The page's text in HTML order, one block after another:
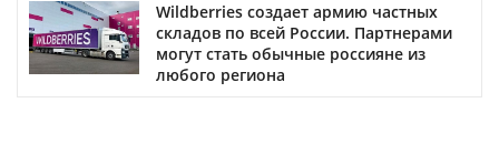
Wildberries создает армию частных
складов по всей России. Партнерами
могут стать обычные россияне из
любого региона